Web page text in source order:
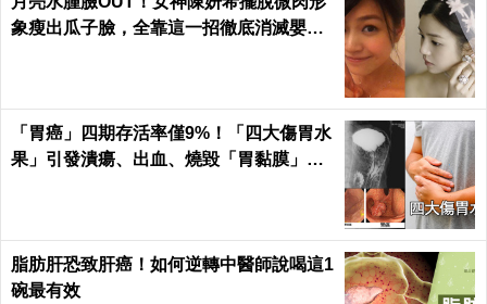
象瘦出瓜子臉，全靠這一招徹底消滅嬰兒
「胃癌」四期存活率僅9%！「四大傷胃水
果」引發潰瘍、出血、燒毀「胃黏膜」不
脂肪肝恐致肝癌！如何逆轉中醫師說喝這1
碗最有效